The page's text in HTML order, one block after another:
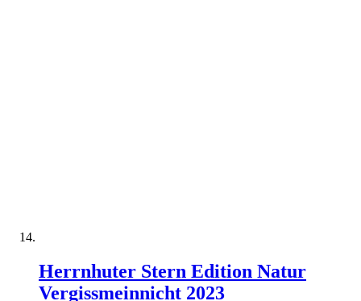
Herrnhuter Stern Edition Natur
Vergissmeinnicht 2023